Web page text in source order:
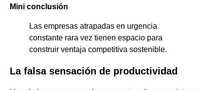
Mini conclusión
Las empresas atrapadas en urgencia
constante rara vez tienen espacio para
construir ventaja competitiva sostenible.
La falsa sensación de productividad